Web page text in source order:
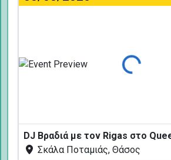
Φόρτωση...
DJ Βραδιά με τον Rigas στο
Σκάλα Ποταμιάς, Θάσος